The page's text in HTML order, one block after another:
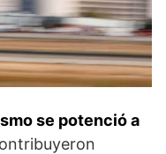
se potenció a